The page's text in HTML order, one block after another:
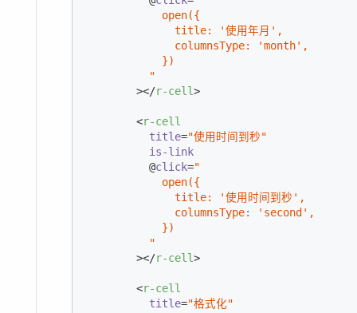
            open({
              title: '使用年月',
              columnsType: 'month',
            })
          "
        >
</r-cell>
<r-cell
title="使用时间到秒"
is-link
          @
click="
            open({
              title: '使用时间到秒',
              columnsType: 'second',
            })
          "
        >
</r-cell>
<r-cell
title="格式化"